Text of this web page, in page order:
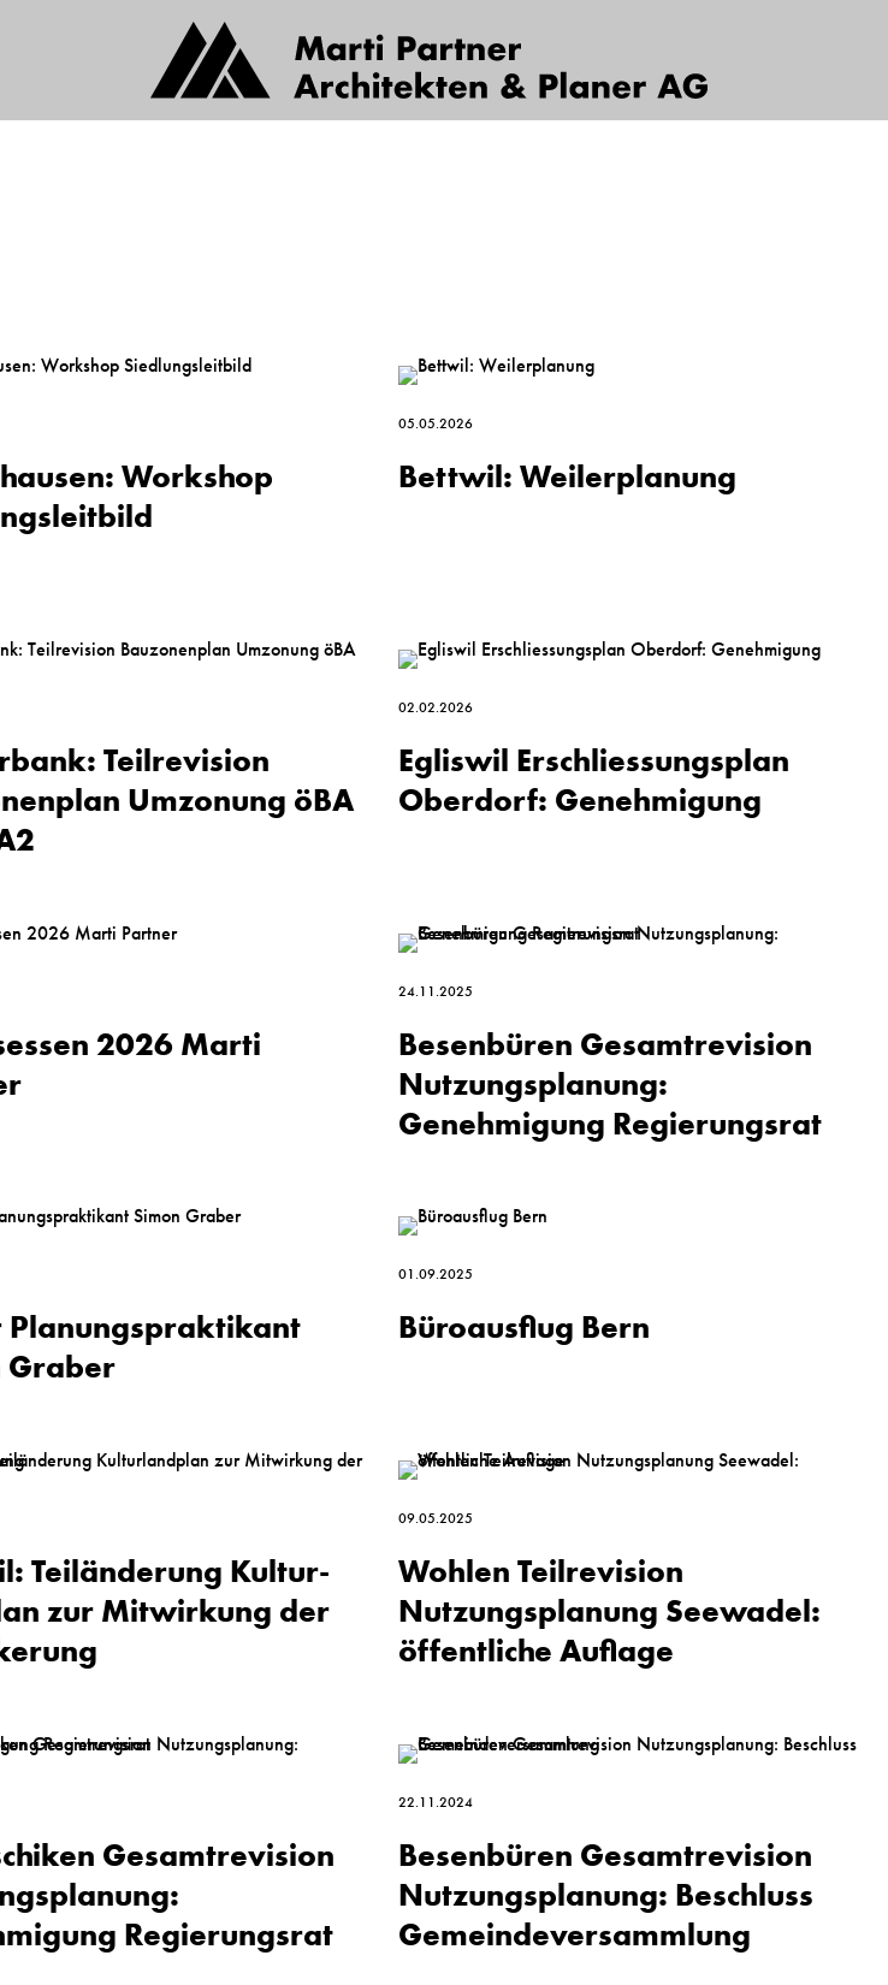
Workshop
05.05.2026
Bettwil: Weilerplanung
Teil­revision
Um­zonung öBA
02.02.2026
Egliswil Erschliessungs­plan
Oberdorf: Genehmigung
2026 Marti
24.11.2025
Besen­büren Gesamt­revision
Nutzungs­planung:
Genehmigung Regierungsrat
Planungspraktikant
Graber
01.09.2025
Büroausflug Bern
Teil­änderung Kultur­
zur Mitwirkung der
09.05.2025
Wohlen Teilrevision
Nutzungsplanung Seewadel:
öffentliche Auflage
Gesamt­revision
Regierungsrat
22.11.2024
Besen­büren Gesamt­revision
Nutzungs­planung: Beschluss
Gemeinde­versammlung